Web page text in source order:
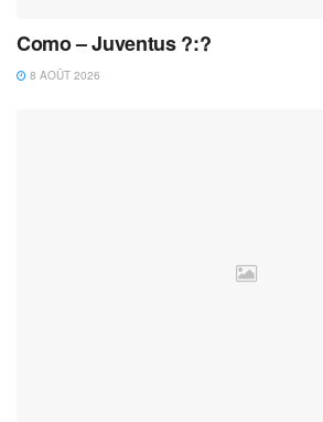
Como – Juventus ?:?
8 AOÛT 2026